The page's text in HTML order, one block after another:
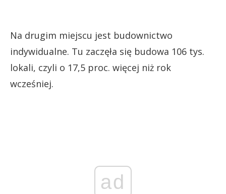
Na drugim miejscu jest budownictwo
indywidualne. Tu zaczęła się budowa 106 tys.
lokali, czyli o 17,5 proc. więcej niż rok
wcześniej.
ad